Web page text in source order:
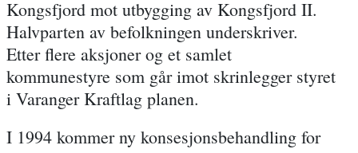
Kongsfjord mot utbygging av Kongsfjord II.
Halvparten av befolkningen underskriver.
Etter flere aksjoner og et samlet
kommunestyre som går imot skrinlegger styret
i Varanger Kraftlag planen.
I 1994 kommer ny konsesjonsbehandling for